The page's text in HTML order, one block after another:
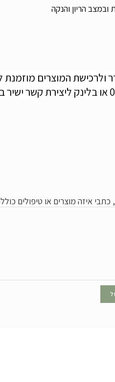
הריון והנקה
איזה מוצרים או טיפולים